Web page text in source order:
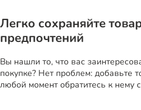
Легко сохраняйте
предпочтений
Вы нашли то, что вас
покупке? Нет проблем: добавьте
любой момент обратитесь к нему